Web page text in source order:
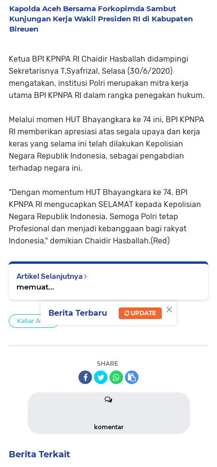
Kapolda Aceh Bersama Forkopimda Sambut
Kunjungan Kerja Wakil Presiden RI di Kabupaten
Bireuen
Ketua BPI KPNPA RI Chaidir Hasballah didampingi
Sekretarisnya T.Syafrizal, Selasa (30/6/2020)
mengatakan, institusi Polri merupakan mitra kerja
utama BPI KPNPA RI dalam rangka penegakan hukum.
Melalui momen HUT Bhayangkara ke 74 ini, BPI KPNPA
RI memberikan apresiasi atas segala upaya dan kerja
keras yang selama ini telah dilakukan Kepolisian
Negara Republik Indonesia, sebagai pengabdian
terhadap negara ini.
"Dengan momentum HUT Bhayangkara ke 74, BPI
KPNPA RI mengucapkan SELAMAT kepada Kepolisian
Negara Republik Indonesia. Semoga Polri tetap
Profesional dan menjadi kebanggaan bagi rakyat
Indonesia," demikian Chaidir Hasballah.(Red)
Artikel Selanjutnya
memuat...
Kabar Aceh
SHARE
komentar
Berita Terkait
×
Berita Terbaru UPDATE